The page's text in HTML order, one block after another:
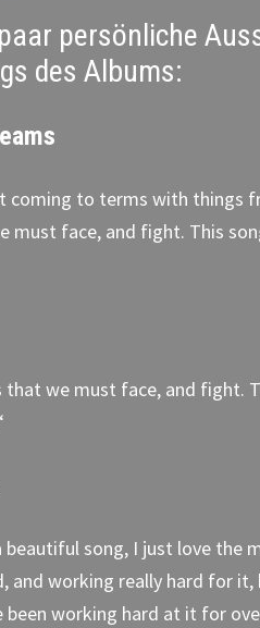
persönliche
des Albums:
coming to terms with things
must face, and fight. This
that we must face, and
beautiful song, I just love the
and working really hard for
been working hard at it for